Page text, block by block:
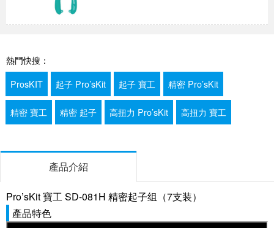
熱門快搜：
ProsKIT
起子 Pro’sKit 起子 寶工 精密 Pro’sKit
精密 寶工 精密 起子 高扭力 Pro’sKit 高扭力 寶工
產品介紹
Pro’sKit 寶工 SD-081H 精密起子组（7支装）
產品特色